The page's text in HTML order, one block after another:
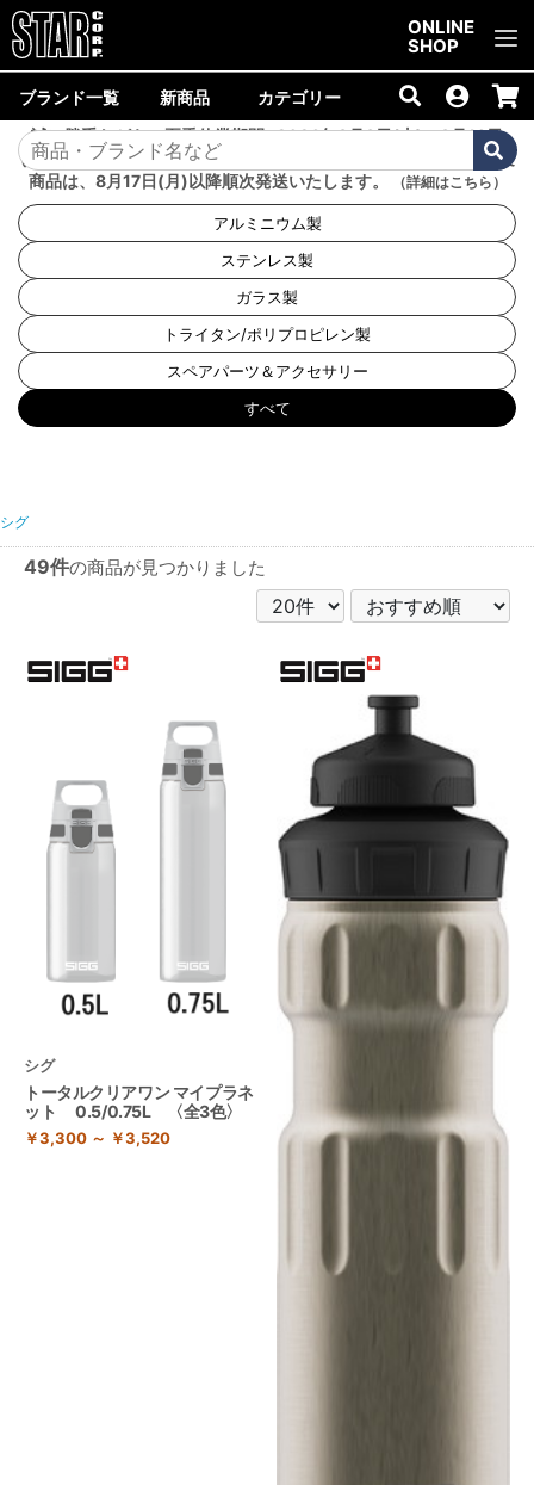
ONLINE
SHOP
ブランド一覧 新商品 カテゴリー
誠に勝手ながら、夏季休業期間<2026年8月8日(土)～8月16日
(日)>中は商品の発送を休止いたします。8月7日(金)以降のご注文
商品は、8月17日(月)以降順次発送いたします。
（詳細はこちら）
アルミニウム製
ステンレス製
ガラス製
トライタン/ポリプロピレン製
スペアパーツ＆アクセサリー
すべて
シグ
49件の商品が見つかりました
シグ
トータルクリアワン マイプラネ
ット 0.5/0.75L 〈全3色〉
￥3,300 ～ ￥3,520